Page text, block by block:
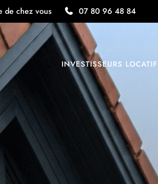
de chez vous 07 80 96 48 84
INVESTISSEURS LOCATIF